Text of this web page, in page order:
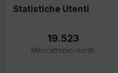
Statistiche Utenti
19.523
Meccatronici iscritti